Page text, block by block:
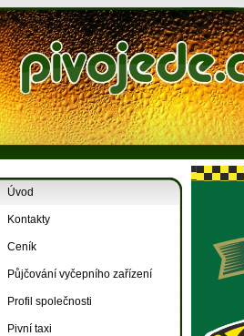
Úvod
Kontakty
Ceník
Půjčování vyčepního zařízení
Profil společnosti
Pivní taxi